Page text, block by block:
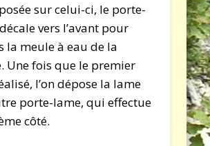
sur celui-ci, le porte-
vers l’avant pour
la meule à eau de la
Une fois que le premier
l’on dépose la lame
porte-lame, qui effectue
côté.